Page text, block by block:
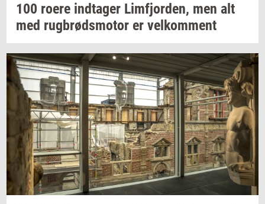
100 roere ind­ta­ger Lim­fjor­den, men alt
med rug­brøds­mo­tor er vel­kom­ment